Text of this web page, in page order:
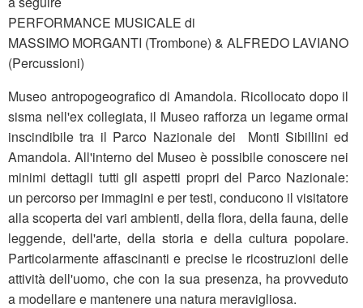
PERFORMANCE MUSICALE di
MASSIMO MORGANTI (Trombone) & ALFREDO LAVIANO
(Percussioni)
Museo antropogeografico di Amandola. Ricollocato dopo il
sisma nell'ex collegiata, il Museo rafforza un legame ormai
inscindibile tra il Parco Nazionale dei Monti Sibillini ed
Amandola. All'interno del Museo è possibile conoscere nei
minimi dettagli tutti gli aspetti propri del Parco Nazionale:
un percorso per immagini e per testi, conducono il visitatore
alla scoperta dei vari ambienti, della flora, della fauna, delle
leggende, dell'arte, della storia e della cultura popolare.
Particolarmente affascinanti e precise le ricostruzioni delle
attività dell'uomo, che con la sua presenza, ha provveduto
a modellare e mantenere una natura meravigliosa.